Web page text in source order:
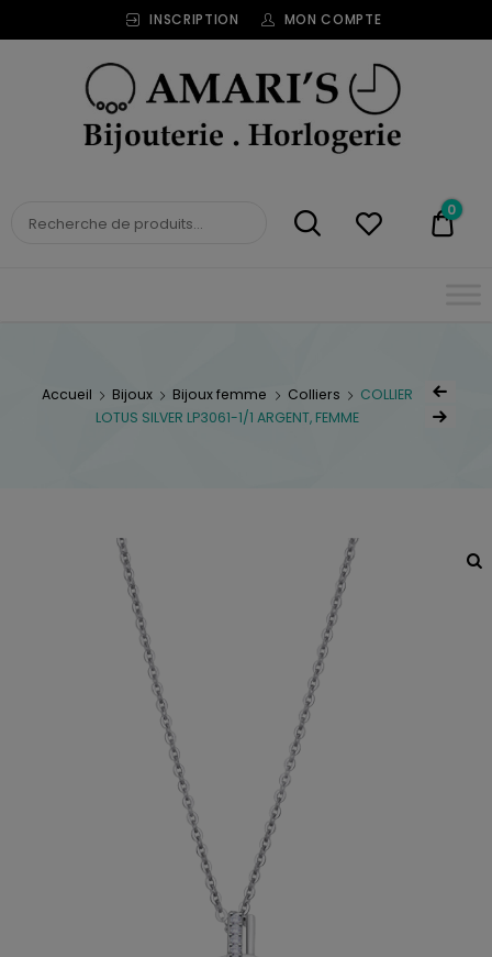
INSCRIPTION MON COMPTE
BIJOUTERIE
0
Accueil Bijoux Bijoux femme Colliers
COLLIER
LOTUS SILVER LP3061-1/1 ARGENT, FEMME